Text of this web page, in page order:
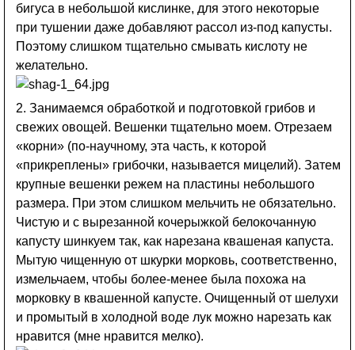
бигуса в небольшой кислинке, для этого некоторые
при тушении даже добавляют рассол из-под капусты.
Поэтому слишком тщательно смывать кислоту не
желательно.
2. Занимаемся обработкой и подготовкой грибов и
свежих овощей. Вешенки тщательно моем. Отрезаем
«корни» (по-научному, эта часть, к которой
«прикреплены» грибочки, называется мицелий). Затем
крупные вешенки режем на пластины небольшого
размера. При этом слишком мельчить не обязательно.
Чистую и с вырезанной кочерыжкой белокочанную
капусту шинкуем так, как нарезана квашеная капуста.
Мытую чищенную от шкурки морковь, соответственно,
измельчаем, чтобы более-менее была похожа на
морковку в квашенной капусте. Очищенный от шелухи
и промытый в холодной воде лук можно нарезать как
нравится (мне нравится мелко).